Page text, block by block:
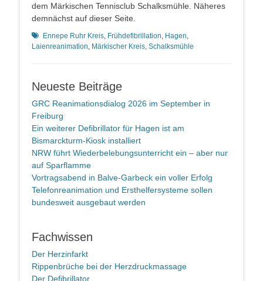
dem Märkischen Tennisclub Schalksmühle. Näheres
demnächst auf dieser Seite.
Schlagworte
Ennepe Ruhr Kreis, Frühdefibrillation, Hagen,
Laienreanimation, Märkischer Kreis, Schalksmühle
Neueste Beiträge
GRC Reanimationsdialog 2026 im September in
Freiburg
Ein weiterer Defibrillator für Hagen ist am
Bismarckturm-Kiosk installiert
NRW führt Wiederbelebungsunterricht ein – aber nur
auf Sparflamme
Vortragsabend in Balve-Garbeck ein voller Erfolg
Telefonreanimation und Ersthelfersysteme sollen
bundesweit ausgebaut werden
Fachwissen
Der Herzinfarkt
Rippenbrüche bei der Herzdruckmassage
Der Defibrillator